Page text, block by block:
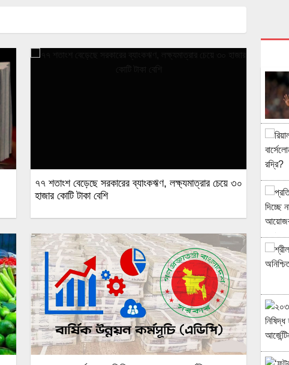
৭৭ শতাংশ বেড়েছে সরকারের ব্যাংকঋণ, লক্ষ্যমাত্রার চেয়ে ৩০
হাজার কোটি টাকা বেশি